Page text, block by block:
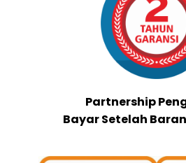
Partnership
Bayar Setelah